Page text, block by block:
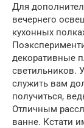
Для
вечернего
кухонных
декоративные
светильников.
служить вам
получиться,
Отличным
ванне. Кстати